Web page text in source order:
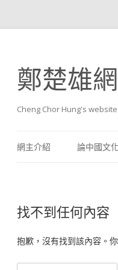
鄭楚雄
Cheng Chor Hung's website
網主介紹
論中國文
找不到任何內容
抱歉，沒有找到該內容。